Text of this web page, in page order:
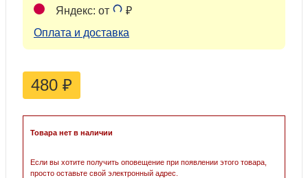
Яндекс: от
₽
Оплата и доставка
480 ₽
Товара нет в наличии
Если вы хотите получить оповещение при появлении этого товара,
просто оставьте свой электронный адрес.